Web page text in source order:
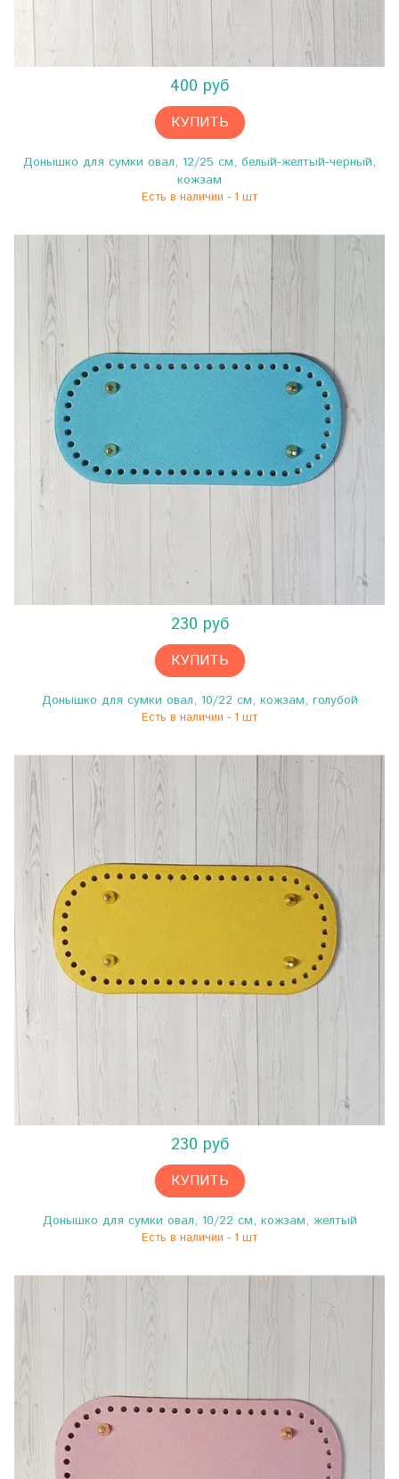
400 руб
КУПИТЬ
Донышко для сумки овал, 12/25 см, белый-желтый-черный,
кожзам
Есть в наличии - 1 шт
230 руб
КУПИТЬ
Донышко для сумки овал, 10/22 см, кожзам, голубой
Есть в наличии - 1 шт
230 руб
КУПИТЬ
Донышко для сумки овал, 10/22 см, кожзам, желтый
Есть в наличии - 1 шт